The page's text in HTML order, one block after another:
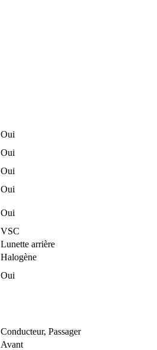
Oui
Oui
Oui
Oui
Oui
VSC
Lunette arrière
Halogène
Oui
Conducteur, Passager
Avant